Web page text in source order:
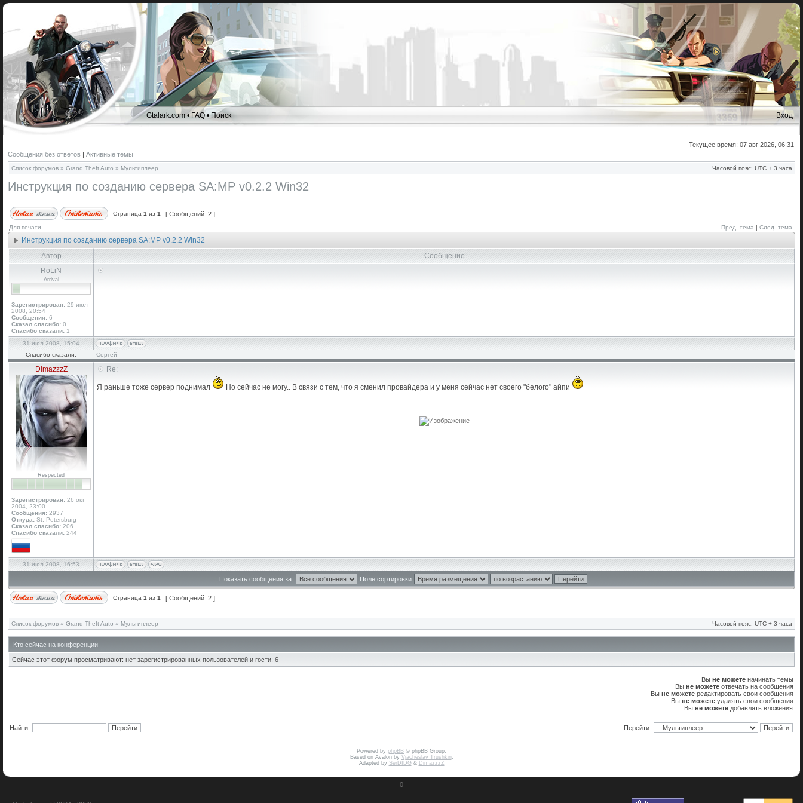
Gtalark.com •FAQ•Поиск Вход
Текущее время: 07 авг 2026, 06:31
Сообщения без ответов | Активные темы
Список форумов » Grand Theft Auto » Мультиплеер Часовой пояс: UTC + 3 часа
Инструкция по созданию сервера SA:MP v0.2.2 Win32
Страница 1 из 1 [ Сообщений: 2 ]
Для печати Пред. тема | След. тема
Инструкция по созданию сервера SA:MP v0.2.2 Win32
Автор
Сообщение
RoLiN
Arrival
Зарегистрирован: 29 июл
2008, 20:54
Сообщения: 6
Сказал спасибо: 0
Спасибо сказали: 1
31 июл 2008, 15:04
Спасибо сказали:
Сергей
DimazzzZ
Respected
Зарегистрирован: 26 окт
2004, 23:00
Сообщения: 2937
Откуда: St.-Petersburg
Сказал спасибо: 206
Спасибо сказали: 244
Re:
Я раньше тоже сервер поднимал Но сейчас не могу.. В связи с тем, что я сменил провайдера и у меня сейчас нет своего "белого" айпи
31 июл 2008, 16:53
Показать сообщения за: Поле сортировки
Страница 1 из 1 [ Сообщений: 2 ]
Список форумов » Grand Theft Auto » Мультиплеер Часовой пояс: UTC + 3 часа
Кто сейчас на конференции
Сейчас этот форум просматривают: нет зарегистрированных пользователей и гости: 6
Вы не можете начинать темы
Вы не можете отвечать на сообщения
Вы не можете редактировать свои сообщения
Вы не можете удалять свои сообщения
Вы не можете добавлять вложения
Найти: Перейти:
Powered by phpBB © phpBB Group.
Based on Avalon by Vjacheslav Trushkin.
Adapted by SerDIDG& DimazzzZ
0